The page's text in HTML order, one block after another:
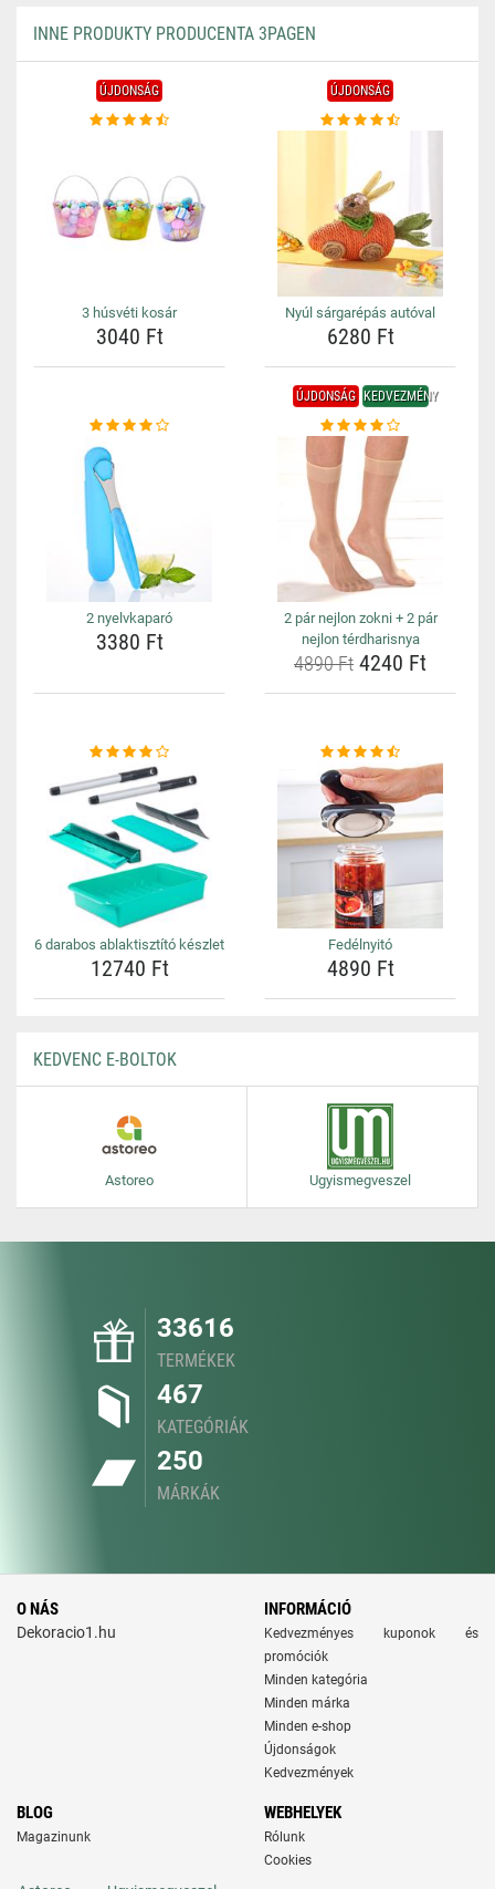
INNE PRODUKTY PRODUCENTA 3PAGEN
ÚJDONSÁG
3 húsvéti kosár
3040 Ft
ÚJDONSÁG
Nyúl sárgarépás autóval
6280 Ft
2 nyelvkaparó
3380 Ft
ÚJDONSÁG KEDVEZMÉNY
2 pár nejlon zokni + 2 pár
nejlon térdharisnya
4890 Ft 4240 Ft
6 darabos ablaktisztító készlet
12740 Ft
Fedélnyitó
4890 Ft
KEDVENC E-BOLTOK
Astoreo Ugyismegveszel
33616
TERMÉKEK
467
KATEGÓRIÁK
250
MÁRKÁK
O NÁS
Dekoracio1.hu
INFORMÁCIÓ
Kedvezményes kuponok és
promóciók
Minden kategória
Minden márka
Minden e-shop
Újdonságok
Kedvezmények
BLOG
Magazinunk
WEBHELYEK
Rólunk
Cookies